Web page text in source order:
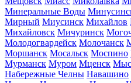
Минеральные Воды
Мирный Миусинск Михайлов
Михайловск Мичуринск
Молодогвардейск Молочанск
Моршанск Мосальск Моспино
Мурманск Муром Мценск
Набережные Челны Навашино